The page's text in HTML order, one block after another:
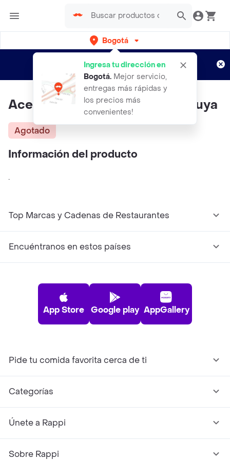
Bogotá
Ingresa tu dirección en
Bogotá. Mejor servicio,
entregas más rápidas y
los precios más
convenientes!
envíos gratis por semanas
Aplican TyC
Aceite Caliente Sabor A Maracuya
Agotado
Información del producto
.
Top Marcas y Cadenas de Restaurantes
Encuéntranos en estos países
App Store Google play AppGallery
Pide tu comida favorita cerca de ti
Categorías
Únete a Rappi
Sobre Rappi